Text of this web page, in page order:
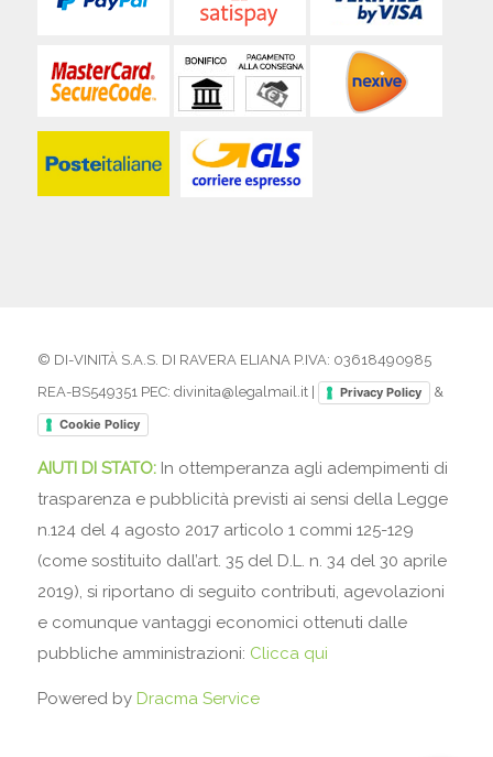
© DI-VINITÀ S.A.S. DI RAVERA ELIANA P.IVA: 03618490985
REA-BS549351 PEC: divinita@legalmail.it |
Privacy Policy &
Cookie Policy
AIUTI DI STATO: In ottemperanza agli adempimenti di
trasparenza e pubblicità previsti ai sensi della Legge
n.124 del 4 agosto 2017 articolo 1 commi 125-129
(come sostituito dall’art. 35 del D.L. n. 34 del 30 aprile
2019), si riportano di seguito contributi, agevolazioni
e comunque vantaggi economici ottenuti dalle
pubbliche amministrazioni: Clicca qui
Powered by Dracma Service